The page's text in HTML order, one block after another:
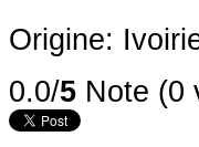
Origine:
0.0/5 Note (0